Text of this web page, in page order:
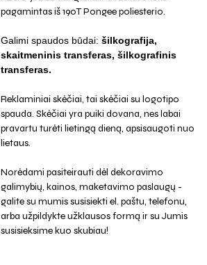
pagamintas iš 190T Pongee poliesterio.
Galimi spaudos būdai: šilkografija,
skaitmeninis transferas, šilkografinis
transferas.
Reklaminiai skėčiai, tai skėčiai su logotipo
spauda. Skėčiai yra puiki dovana, nes labai
pravartu turėti lietingą dieną, apsisaugoti nuo
lietaus.
Norėdami pasiteirauti dėl dekoravimo
galimybių, kainos, maketavimo paslaugų -
galite su mumis susisiekti el. paštu, telefonu,
arba užpildykte užklausos formą ir su Jumis
susisieksime kuo skubiau!